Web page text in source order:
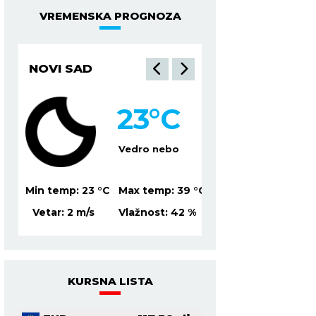
VREMENSKA PROGNOZA
NIŠ
Vedro nebo
21°C
Min temp: 19 °C Max temp: 37 °C
Vetar:1 m/s Vlažnost: 52 %
KURSNA LISTA